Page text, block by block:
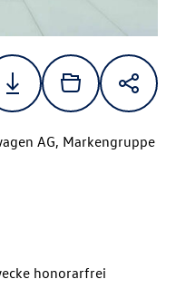
AG, Markengruppe
honorarfrei